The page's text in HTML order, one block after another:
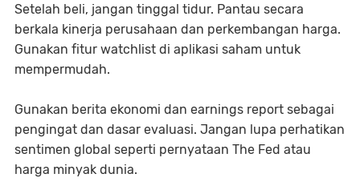
Setelah beli, jangan tinggal tidur. Pantau secara
berkala kinerja perusahaan dan perkembangan harga.
Gunakan fitur watchlist di aplikasi saham untuk
mempermudah.
Gunakan berita ekonomi dan earnings report sebagai
pengingat dan dasar evaluasi. Jangan lupa perhatikan
sentimen global seperti pernyataan The Fed atau
harga minyak dunia.